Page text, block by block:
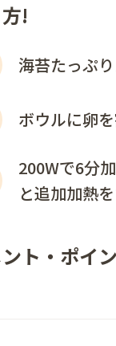
!
海苔たっぷ
ボウルに卵
200Wで6分
と追加加熱を
ト・ポイ